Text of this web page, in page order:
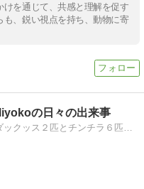
を通じて、共感と理解を促す
も、鋭い視点を持ち、動物に寄
の日々の出来事